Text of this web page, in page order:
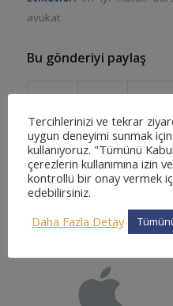
avukat
Bu gönderiyi paylaş
Tercihlerinizi ve tekrar
uygun deneyimi sunmak
kullanıyoruz. "Tümünü
çerezlerin kullanımına izin
kontrollü bir onay vermek
edebilirsiniz.
Daha Fazla Detay